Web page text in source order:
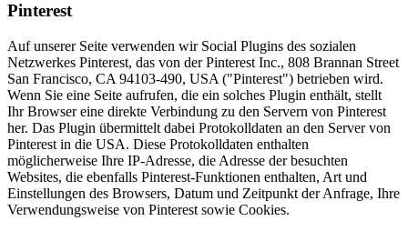
Pinterest
Auf unserer Seite verwenden wir Social Plugins des sozialen
Netzwerkes Pinterest, das von der Pinterest Inc., 808 Brannan Street
San Francisco, CA 94103-490, USA ("Pinterest") betrieben wird.
Wenn Sie eine Seite aufrufen, die ein solches Plugin enthält, stellt
Ihr Browser eine direkte Verbindung zu den Servern von Pinterest
her. Das Plugin übermittelt dabei Protokolldaten an den Server von
Pinterest in die USA. Diese Protokolldaten enthalten
möglicherweise Ihre IP-Adresse, die Adresse der besuchten
Websites, die ebenfalls Pinterest-Funktionen enthalten, Art und
Einstellungen des Browsers, Datum und Zeitpunkt der Anfrage, Ihre
Verwendungsweise von Pinterest sowie Cookies.